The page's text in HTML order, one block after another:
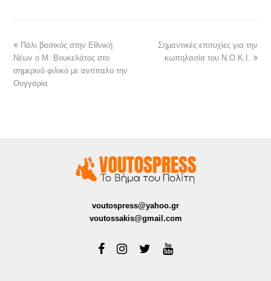
Πάλι βασικός στην Εθνική
Νέων ο Μ. Βουκελάτος στο
σημερινό φιλικό με αντίπαλο την
Ουγγαρία
Σημαντικές επιτυχίες για την
κωπηλασία του Ν.Ο.Κ.Ι.
voutospress@yahoo.gr
voutossakis@gmail.com